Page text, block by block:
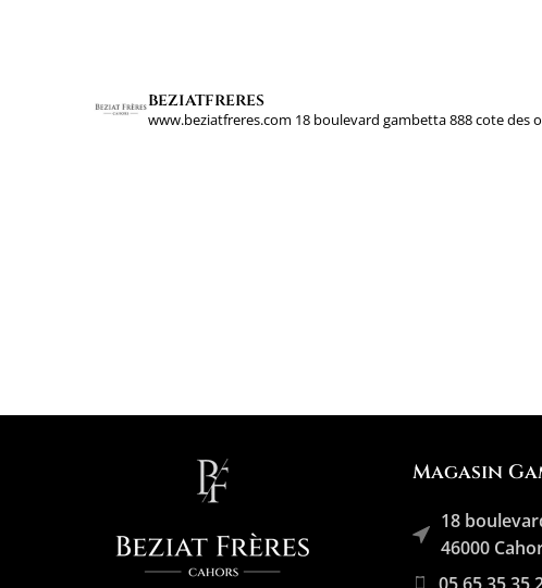
beziatfreres
www.beziatfreres.com 18 boulevard gambetta888 cote des
Magasin
18
46000